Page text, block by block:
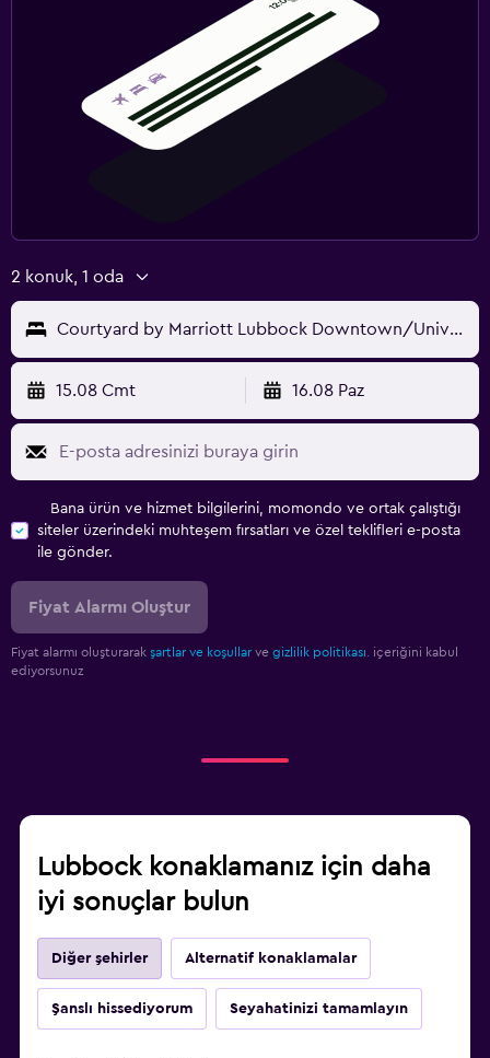
2 konuk, 1 oda
Courtyard by Marriott Lubbock Downtown/University Area
15.08 Cmt 16.08 Paz
Bana ürün ve hizmet bilgilerini, momondo ve ortak çalıştığı
siteler üzerindeki muhteşem fırsatları ve özel teklifleri e-posta
ile gönder.
Fiyat Alarmı Oluştur
Fiyat alarmı oluşturarak şartlar ve koşullar ve gizlilik politikası.
içeriğini kabul
ediyorsunuz
Lubbock konaklamanız için daha
iyi sonuçlar bulun
Diğer şehirler Alternatif konaklamalar
Şanslı hissediyorum Seyahatinizi tamamlayın